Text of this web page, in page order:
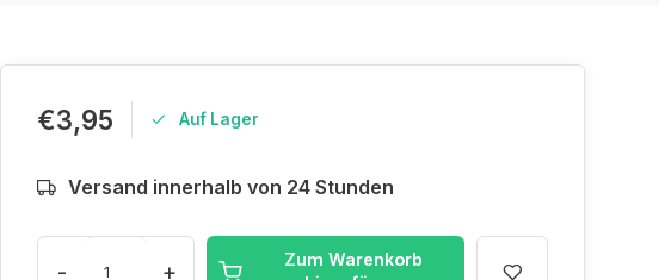
€3,95 Auf Lager
Versand innerhalb von 24 Stunden
- +
Zum Warenkorb